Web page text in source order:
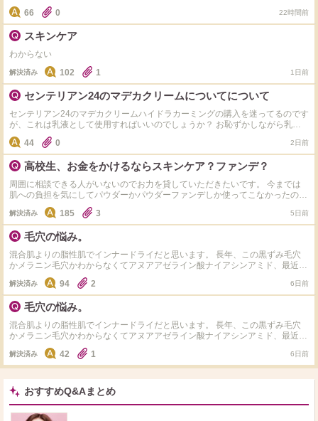
66
0 22時間前
スキンケア
わからない
解決済み 102 1 1日前
センテリアン24のマデカクリームについてについて
センテリアン24のマデカクリームハイドラカーミングの購入を迷ってるのです
が、これは乳液として使用すればいいのでしょうか？ お恥ずかしながら乳液
とクリームの違いがいまいちわからず、夜などに使用してそのまま寝てもいい
のか、化粧前などにだけ使用して日焼け止めのようにクレンジングが必要なも
のなのかいまいちわかっていないので教えていただけますと幸いです
44 0 2日前
高校生、お金をかけるならスキンケア？ファンデ？
周囲に相談できる人がいないのでお力を貸していただきたいです。 今までは
肌への負担を気にしてパウダーかパウダーファンデしか使ってこなかったので
すが、ムラのある肌ではメイク全体の出来栄えがイマイチに見えてしまうよう
な気がするので、リキッドかクッションに乗り換えようと考えています。しか
しこれらの旨を母親に伝えたところ、ファンデは肌荒れがさらに悪化するだけ
だから辞めておいた方がよいと忠告されてしまいました。 実際揺らぎやすい
肌なのは事実ですし、肌が綺麗な方がメイクのノリが良いということもなんと
なく知っています。しかし、今まで行ってきたスキンケアではどれも肌に対し
て効果はなく、ノーファンデでも問題ない肌の状態にするには、新しくある程
度値の張る基礎化粧品を購入すべきではないかと考えています。ですが単にフ
ァンデを買うよりもお金も時間もかかりそうなイメージがあり、効果が出ない
可能性も考慮すると中々手を出すのが怖いです。 母親は聞き齧った程度の知
識はありますが私と同年代の際にはあまりメイクをしていなかったらしく、友
人は私以上にメイクが分からない子ばかりであまり参考になりません。 高校
生の私がお金をかけるべきなのはスキンケアなのかファンデなのか、もしおす
文失礼しました。
解決済み 185 3 5日前
毛穴の悩み。
混合肌よりの脂性肌でインナードライだと思います。 長年、この黒ずみ毛穴
かメラニン毛穴かわからなくてアヌアアゼライン酸ナイアシンアミド、最近コ
スアールエックスのBHAを使い始めて週2～3で継続していますが使った日は
毛穴が薄く見えるのですが他の日はいつもと変わらず黒いです。朝はミシャの
ビタミンCを使っています。 お風呂上がりや、スキンケア直後は目立ちにくい
のですが10分ぐらい経つといつも元に戻ってしまいます。 オススメのスキン
ケア教えてください
解決済み 94 2 6日前
毛穴の悩み。
混合肌よりの脂性肌でインナードライだと思います。 長年、この黒ずみ毛穴
かメラニン毛穴かわからなくてアヌアアゼライン酸ナイアシンアミド、最近コ
スアールエックスのBHAを使い始めて週2～3で継続していますが使った日は
毛穴が薄く見えるのですが他の日はいつもと変わらず黒いです。朝はミシャの
ビタミンCを使っています。 お風呂上がりや、スキンケア直後は目立ちにくい
のですが10分ぐらい経つといつも元に戻ってしまいます。 オススメのスキン
ケア教えてください
解決済み 42 1 6日前
おすすめQ&Aまとめ